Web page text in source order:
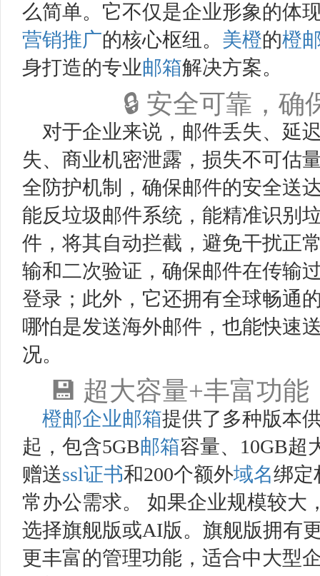
么简单。它不仅是企业形象的体
营销推广的核心枢纽。 美橙的橙
身打造的专业邮箱解决方案。
🔒 安全可靠，确
对于企业来说，邮件丢失、延
失、商业机密泄露，损失不可估
全防护机制，确保邮件的安全送
能反垃圾邮件系统，能精准识别
件，将其自动拦截，避免干扰正
输和二次验证，确保邮件在传输
登录；此外，它还拥有全球畅通
哪怕是发送海外邮件，也能快速
况。
💾 超大容量+丰富功
橙邮企业邮箱提供了多种版本
起，包含5GB邮箱容量、10GB超
赠送ssl证书和200个额外域名绑定
常办公需求。 如果企业规模较大
选择旗舰版或AI版。旗舰版拥有
更丰富的管理功能，适合中大型